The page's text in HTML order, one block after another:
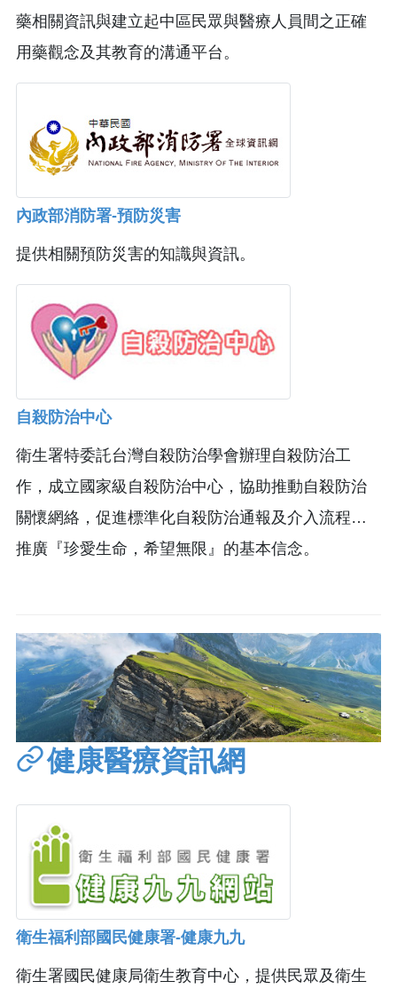
藥相關資訊與建立起中區民眾與醫療人員間之正確
用藥觀念及其教育的溝通平台。
內政部消防署-預防災害
提供相關預防災害的知識與資訊。
自殺防治中心
衛生署特委託台灣自殺防治學會辦理自殺防治工
作，成立國家級自殺防治中心，協助推動自殺防治
關懷網絡，促進標準化自殺防治通報及介入流程…
推廣『珍愛生命，希望無限』的基本信念。
健康醫療資訊網
衛生福利部國民健康署-健康九九
衛生署國民健康局衛生教育中心，提供民眾及衛生